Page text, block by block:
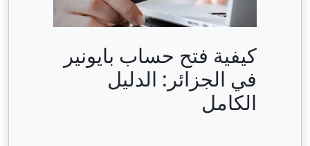
كيفية فتح حساب بايونير
في الجزائر: الدليل
الكامل